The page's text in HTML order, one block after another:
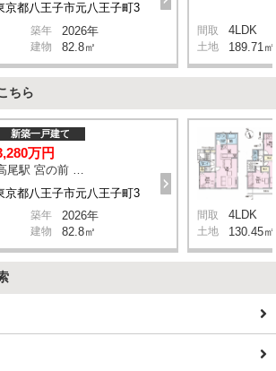
京都八王子市元八王子町3
築年 2026年
建物 82.8㎡
間取 4LDK
土地 189.71㎡
ちら
京都八王子市元八王子町3
新築一戸建て
万円
高尾駅 宮の前 バス4分 停歩8分
築年 2026年
建物 82.8㎡
間取 4LDK
土地 130.45㎡